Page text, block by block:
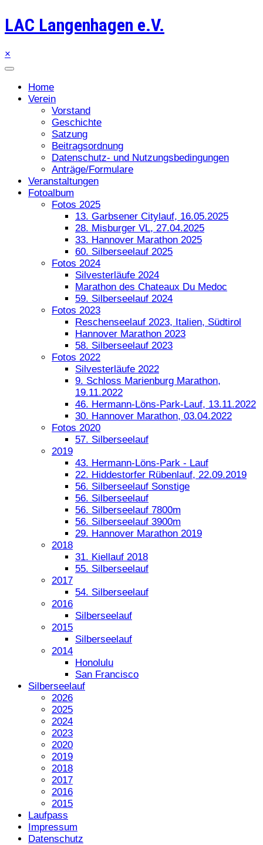
LAC Langenhagen e.V.
×
Home
Verein
Vorstand
Geschichte
Satzung
Beitragsordnung
Datenschutz- und Nutzungsbedingungen
Anträge/Formulare
Veranstaltungen
Fotoalbum
Fotos 2025
13. Garbsener Citylauf, 16.05.2025
28. Misburger VL, 27.04.2025
33. Hannover Marathon 2025
60. Silberseelauf 2025
Fotos 2024
Silvesterläufe 2024
Marathon des Chateaux Du Medoc
59. Silberseelauf 2024
Fotos 2023
Reschenseelauf 2023, Italien, Südtirol
Hannover Marathon 2023
58. Silberseelauf 2023
Fotos 2022
Silvesterläufe 2022
9. Schloss Marienburg Marathon,
19.11.2022
46. Hermann-Löns-Park-Lauf, 13.11.2022
30. Hannover Marathon, 03.04.2022
Fotos 2020
57. Silberseelauf
2019
43. Hermann-Löns-Park - Lauf
22. Hiddestorfer Rübenlauf, 22.09.2019
56. Silberseelauf Sonstige
56. Silberseelauf
56. Silberseelauf 7800m
56. Silberseelauf 3900m
29. Hannover Marathon 2019
2018
31. Kiellauf 2018
55. Silberseelauf
2017
54. Silberseelauf
2016
Silberseelauf
2015
Silberseelauf
2014
Honolulu
San Francisco
Silberseelauf
2026
2025
2024
2023
2020
2019
2018
2017
2016
2015
Laufpass
Impressum
Datenschutz